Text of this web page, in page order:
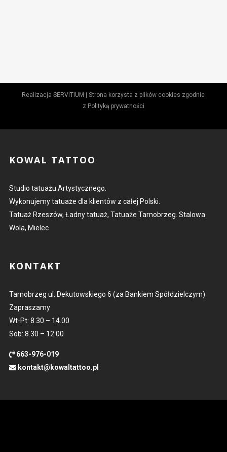
RealizacjaSERVITIUM | Strona korzysta z plików cookies zgodnie
z Polityką prywatności
KOWAL TATTOO
Studio tatuażu Artystycznego.
Wykonujemy tatuaże dla klientów z całej Polski.
Tatuaż Rzeszów, Ładny tatuaż, Tatuaże Tarnobrzeg. Stalowa
Wola, Mielec
KONTAKT
Tarnobrzeg ul. Dekutowskiego 6 (za Bankiem Spółdzielczym)
Zapraszamy
Wt-Pt: 8.30 – 14.00
Sob: 8.30 – 12.00
663-976-019
kontakt@kowaltattoo.pl